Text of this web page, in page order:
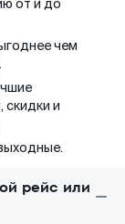
от и до
чем
скидки и
рейс или